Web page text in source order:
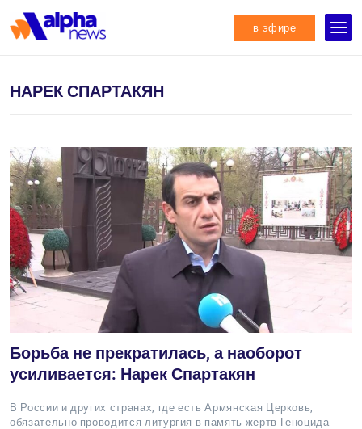
в эфире
НАРЕК СПАРТАКЯН
Борьба не прекратилась, а наоборот
усиливается: Нарек Спартакян
В России и других странах, где есть Армянская Церковь,
обязательно проводится литургия в память жертв Геноцида